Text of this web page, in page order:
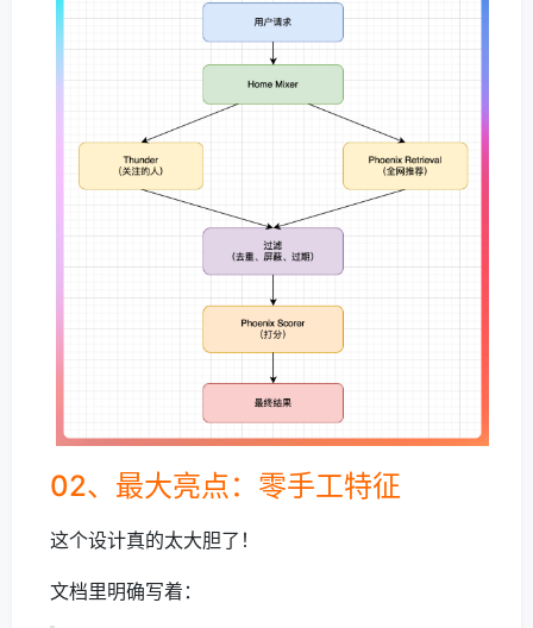
02、最大亮点：零手工特征
这个设计真的太大胆了！
文档里明确写着：